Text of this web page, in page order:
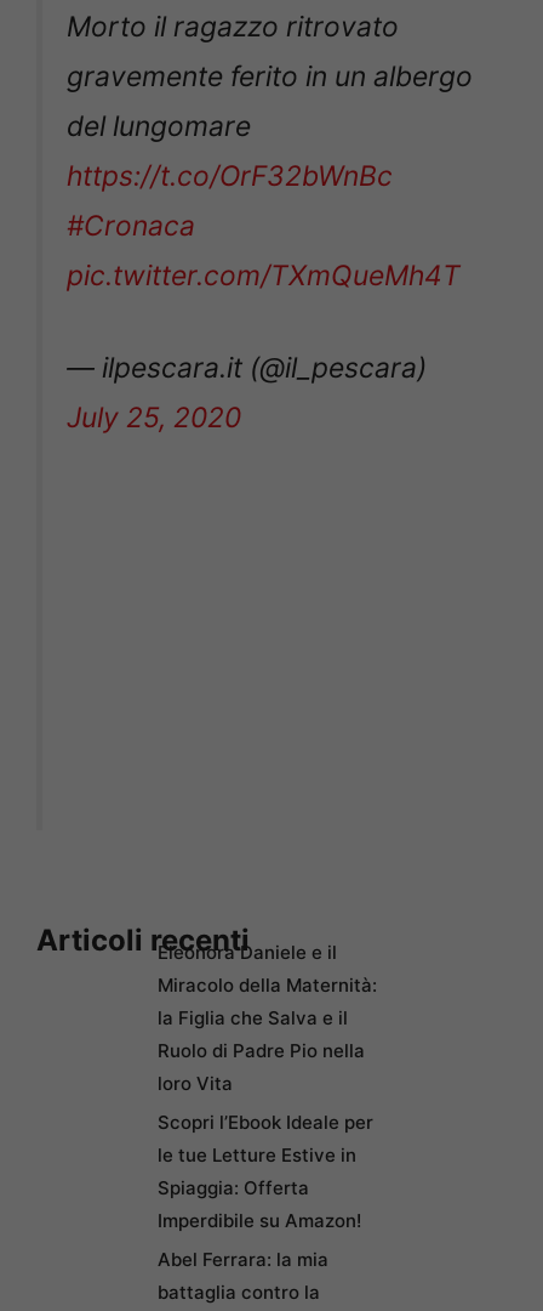
Morto il ragazzo ritrovato
gravemente ferito in un albergo
del lungomare
https://t.co/OrF32bWnBc
#Cronaca
pic.twitter.com/TXmQueMh4T
— ilpescara.it (@il_pescara)
July 25, 2020
Articoli recentiEleonora Daniele e il
Miracolo della Maternità:
la Figlia che Salva e il
Ruolo di Padre Pio nella
loro Vita
Scopri l’Ebook Ideale per
le tue Letture Estive in
Spiaggia: Offerta
Imperdibile su Amazon!
Abel Ferrara: la mia
battaglia contro la